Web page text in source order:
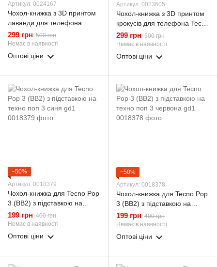
Артикул: 0024167
Чохол-книжка з 3D принтом
лаванди для телефона
Tecno Pop 3 (BB2) з екошкіри
із підставкою та магнітом
бордова gd2
299 грн 500 грн
Немає в наявності
Оптові ціни
Артикул: 0023605
Чохол-книжка з 3D принтом
крокусів для телефона Tecno
Pop 3 (BB2) з екошкіри із
підставкою та магнітом
бордова gd2
299 грн 500 грн
Немає в наявності
Оптові ціни
−50%
Артикул: 0018379
Чохол-книжка для Tecno Pop
3 (BB2) з підставкою на
техно поп 3 синя gd1
199 грн 400 грн
Немає в наявності
Оптові ціни
−50%
Артикул: 0018378
Чохол-книжка для Tecno Pop
3 (BB2) з підставкою на
техно поп 3 червона gd1
199 грн 400 грн
Немає в наявності
Оптові ціни